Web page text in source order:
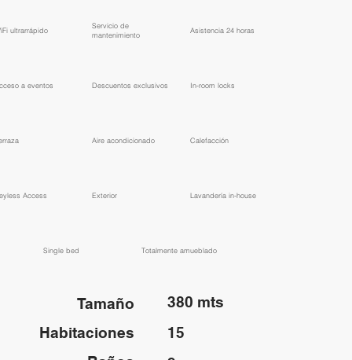
ultrarrápido
​Servicio de
mantenimiento
​Asistencia 24 horas
a eventos ​Descuentos exclusivos In-room locks
Aire acondicionado Calefacción
Access Exterior Lavandería in-house
Single bed ​Totalmente amueblado
15
380 mts
Habitaciones
Tamaño